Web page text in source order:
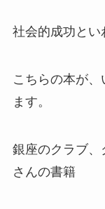
社会的成功とい
こちらの本が
ます。
銀座のクラブ、
さんの書籍